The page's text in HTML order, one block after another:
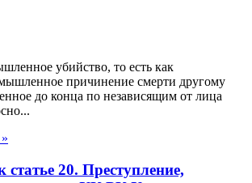
убийство, то есть как
причинение смерти другому
до конца по независящим от лица
20. Преступление,